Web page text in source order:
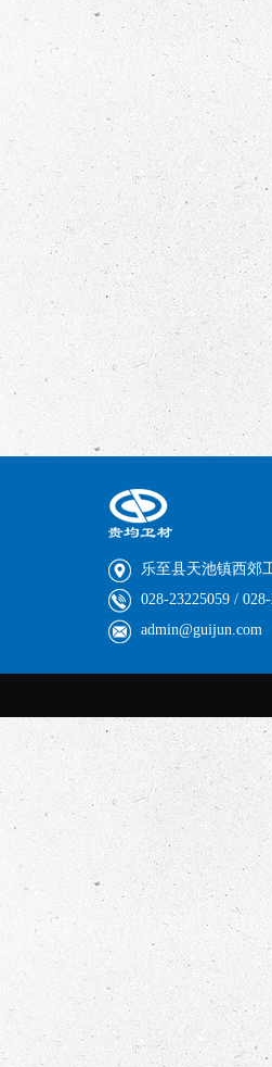
乐至县天池镇西郊
028-23225059 /
admin@guijun.com